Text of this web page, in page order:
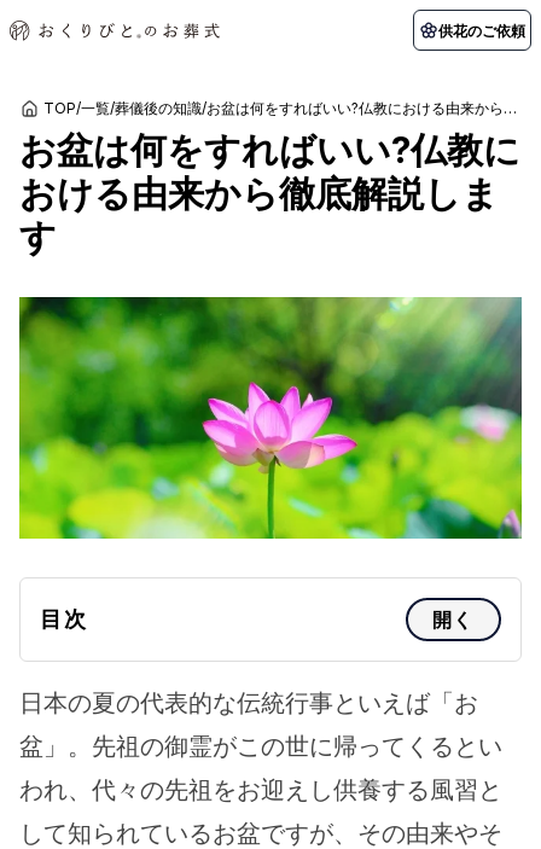
供花のご依頼
初めての方へ
初めての方へ 納棺の儀とは？
葬儀の流れ
アフターサポート
会社を知る
スタッフ一覧 採用情報
会社概要 店舗用地募集
関東エリア
東京都
千葉県 神奈川県
北海道エリア
札幌市 函館市
お客様の声
ご葬儀事例 お客様の声
よくある質問
葬儀の知識
葬儀の知識 供花のご依頼
TOP/一覧/葬儀後の知識/ お盆は何をすればいい?仏教における由来から徹底解説します
お盆は何をすればいい?仏教に
おける由来から徹底解説しま
す
目次 開く
日本の夏の代表的な伝統行事といえば「お
盆」。先祖の御霊がこの世に帰ってくるとい
われ、代々の先祖をお迎えし供養する風習と
して知られているお盆ですが、その由来やそ